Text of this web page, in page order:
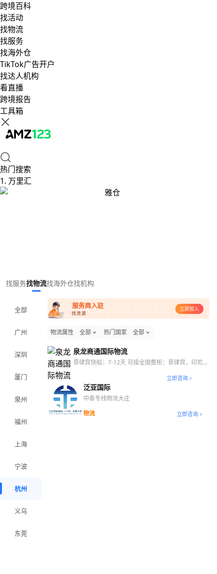
跨境百科
找活动
找物流
找服务
找海外仓
TikTok广告开户
找达人机构
看直播
跨境报告
工具箱
热门搜索
1. 万里汇
找服务找物流找海外仓找机构
全部
广州
深圳
厦门
泉州
福州
上海
宁波
杭州
义乌
东莞
服务商入驻
·找资源
立即加入
物流属性 全部 热门国家 全部
泉龙商通国际物流
菲律宾快船：7-12天 可接全国整柜：菲律宾，印尼，
立即咨询
泛亚国际
中泰专线物流大庄
物流
立即咨询